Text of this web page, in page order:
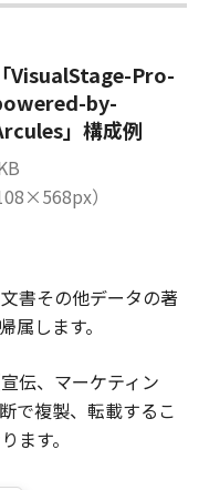
「VisualStage-Pro-
by-
」構成例
）
書その他データの著
属します。
伝、マーケティン
で複製、転載するこ
ます。